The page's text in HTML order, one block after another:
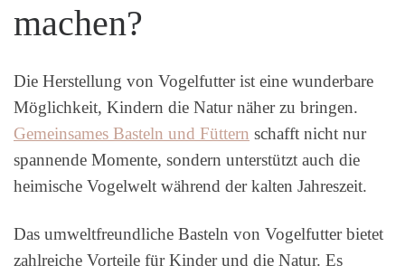
machen?
Die Herstellung von Vogelfutter ist eine wunderbare
Möglichkeit, Kindern die Natur näher zu bringen.
Gemeinsames Basteln und Füttern schafft nicht nur
spannende Momente, sondern unterstützt auch die
heimische Vogelwelt während der kalten Jahreszeit.
Das umweltfreundliche Basteln von Vogelfutter bietet
zahlreiche Vorteile für Kinder und die Natur. Es